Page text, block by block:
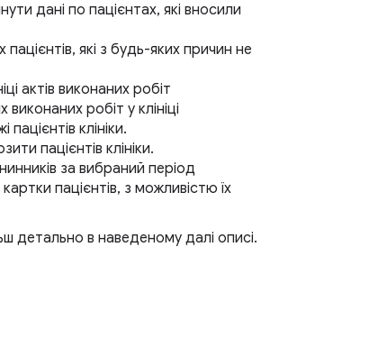
дані по пацієнтах, які вносили
пацієнтів, які з будь-яких причин не
актів виконаних робіт
робіт у клініці
клініки.
пацієнтів клініки.
за вибраний період
пацієнтів, з можливістю їх
детально в наведеному далі описі.